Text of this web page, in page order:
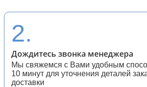
2.
Дождитесь звонка менеджера
Мы свяжемся с Вами удобным
10 минут для уточнения деталей
доставки